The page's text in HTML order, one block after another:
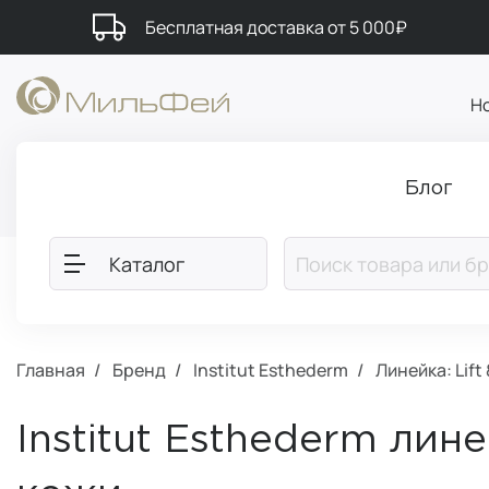
Бесплатная доставка от 5 000₽
Блог
Каталог
Главная Бренд Institut Esthederm Линейка: Lift
Institut Esthederm